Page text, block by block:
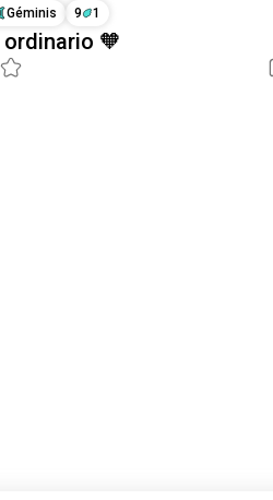
Géminis 9 1
🧡